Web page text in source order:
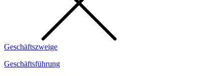
Geschäftszweige
Geschäftsführung